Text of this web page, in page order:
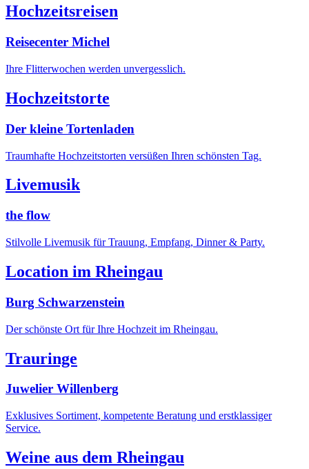
Hochzeitsreisen
Reisecenter Michel
Ihre Flitterwochen werden unvergesslich.
Hochzeitstorte
Der kleine Tortenladen
Traumhafte Hochzeitstorten versüßen Ihren schönsten Tag.
Livemusik
the flow
Stilvolle Livemusik für Trauung, Empfang, Dinner & Party.
Location im Rheingau
Burg Schwarzenstein
Der schönste Ort für Ihre Hochzeit im Rheingau.
Trauringe
Juwelier Willenberg
Exklusives Sortiment, kompetente Beratung und erstklassiger
Service.
Weine aus dem Rheingau